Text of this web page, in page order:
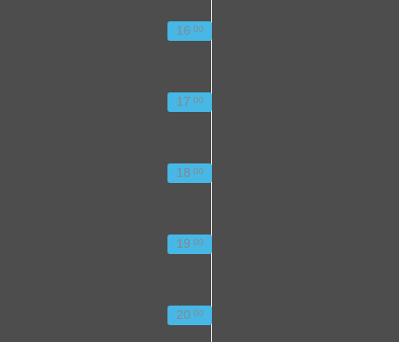
16 00
17 00
18 00
19 00
20 00